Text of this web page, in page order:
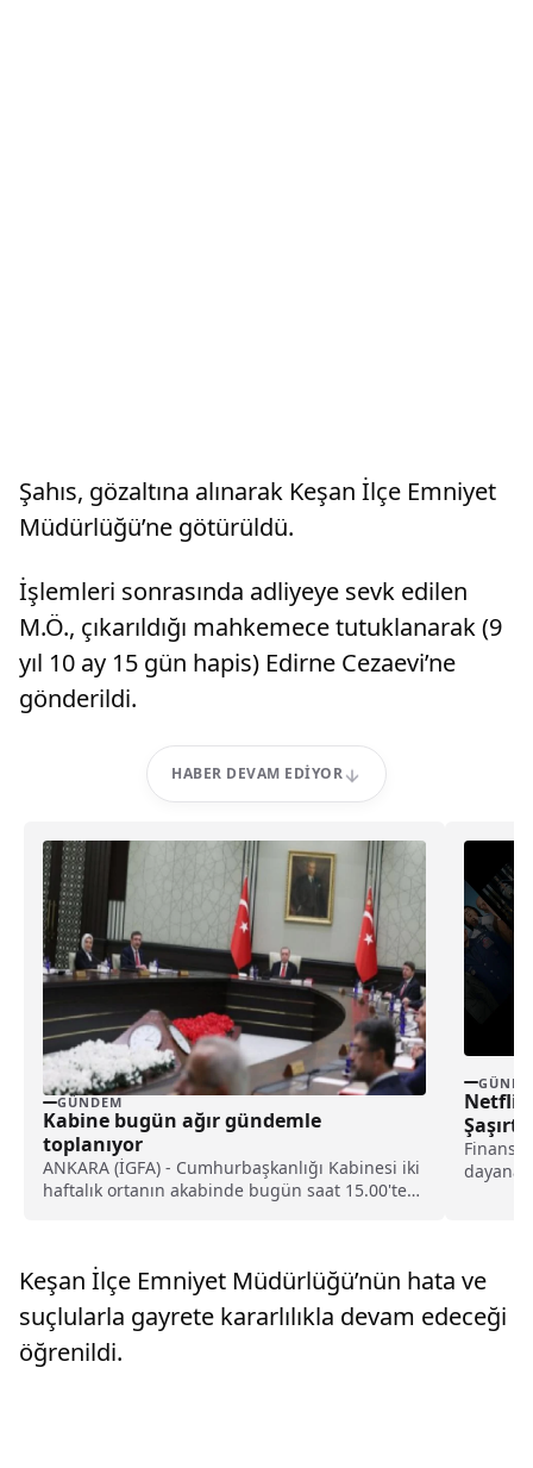
Şahıs, gözaltına alınarak Keşan İlçe Emniyet
Müdürlüğü’ne götürüldü.
İşlemleri sonrasında adliyeye sevk edilen
M.Ö., çıkarıldığı mahkemece tutuklanarak (9
yıl 10 ay 15 gün hapis) Edirne Cezaevi’ne
gönderildi.
HABER DEVAM EDIYOR
GÜNDEM
Kabine bugün ağır gündemle
toplanıyor
ANKARA (İGFA) - Cumhurbaşkanlığı Kabinesi iki
haftalık ortanın akabinde bugün saat 15.00'te
Netflix
Finans
Keşan İlçe Emniyet Müdürlüğü’nün hata ve
suçlularla gayrete kararlılıkla devam edeceği
öğrenildi.